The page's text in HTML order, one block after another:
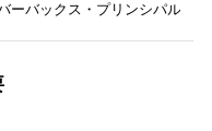
ーバックス・プリンシパル